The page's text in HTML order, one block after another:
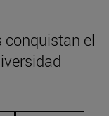
conquistan el